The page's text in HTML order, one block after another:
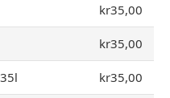
kr35,00
kr35,00
kr35,00